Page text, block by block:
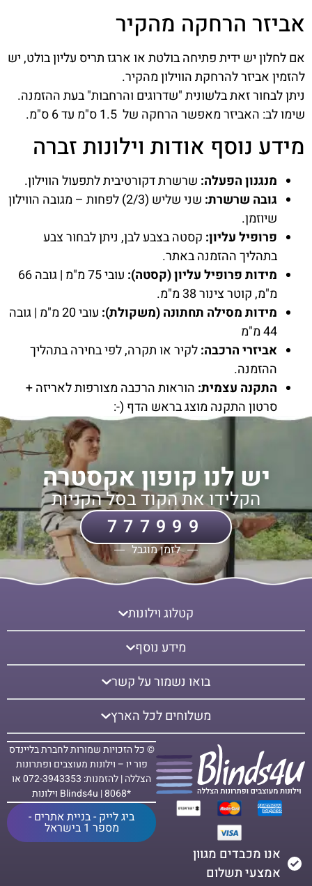
אביזר הרחקה מהקיר
אם לחלון יש ידית פתיחה בולטת או ארגז תריס עליון בולט, יש
להזמין אביזר להרחקת הווילון מהקיר.
ניתן לבחור זאת בלשונית "שדרוגים והרחבות" בעת ההזמנה.
שימו לב: האביזר מאפשר הרחקה של 1.5 ס"מ עד 6 ס"מ.
מידע נוסף אודות וילונות זברה
מנגנון הפעלה: שרשרת דקורטיבית לתפעול הווילון.
גובה שרשרת:
שני שליש (2/3) לפחות – מגובה הווילון
שיוזמן.
פרופיל עליון: קסטה בצבע לבן, ניתן לבחור צבע
בתהליך ההזמנה באתר.
מידות פרופיל עליון (קסטה):
עובי 75 מ"מ | גובה 66
מ"מ, קוטר צינור 38 מ"מ.
מידות מסילה תחתונה (משקולת):
עובי 20 מ"מ | גובה
44 מ"מ
אביזרי הרכבה:לקיר או תקרה, לפי בחירה בתהליך
ההזמנה.
התקנה עצמית: הוראות הרכבה מצורפות לאריזה +
סרטון התקנה מוצג בראש הדף (-:
יש לנו קופון אקסטרה
הקלידו את הקוד בסל הקניות
777999
לזמן מוגבל
אנו מכבדים מגוון
אמצעי תשלום
© כל הזכויות שמורות לחברת בליינדס
פור יו – וילונות מעוצבים ופתרונות
הצללה | להזמנות: 072-3943353 או
*8068 | Blinds4u וילונות
ביג לייק - בניית אתרים -
מספר 1 בישראל
קטלוג וילונות
מידע נוסף
בואו נשמור על קשר
משלוחים לכל הארץ